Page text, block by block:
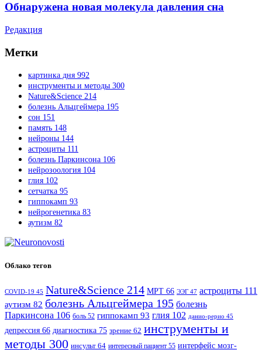
Обнаружена новая молекула давления сна
Редакция
Метки
картинка дня 992
инструменты и методы 300
Nature&Science 214
болезнь Альцгеймера 195
сон 151
память 148
нейроны 144
астроциты 111
болезнь Паркинсона 106
нейрозоология 104
глия 102
сетчатка 95
гиппокамп 93
нейрогенетика 83
аутизм 82
Облако тегов
COVID-19 45 Nature&Science 214 МРТ 66 ЭЭГ 47 астроциты 111
аутизм 82 болезнь Альцгеймера 195 болезнь
Паркинсона 106 боль 52 гиппокамп 93 глия 102 данио-рерио 45
депрессия 66 диагностика 75 зрение 62 инструменты и
методы 300 инсульт 64 интересный пациент 55 интерфейс мозг-